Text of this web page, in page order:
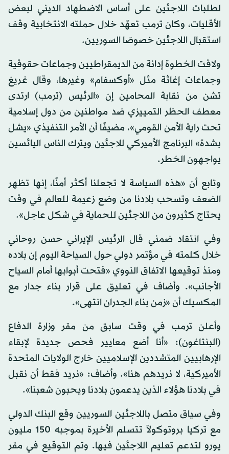
لطلبات اللاجئين على أساس الاضطهاد الديني لبعض
الأقليات، وكان ترمب تعهّد خلال حملته الانتخابية وقف
استقبال اللاجئين خصوصًا السوريين.
ولاقت الخطوة إدانة من الديمقراطيين وجماعات حقوقية
وجماعات إغاثة مثل «أوكسفام» وغيرها، وقال غريغ
تشن من نقابة المحامين إن «الرئيس (ترمب) ارتدى
معطف الحظر التمييزي ضد مواطنين من دول إسلامية
تحت راية الأمن القومي»، مضيفًا أن الأمر التنفيذي «يشل
بشدة» البرنامج الأميركي للاجئين ويترك الناس اليائسين
يواجهون الخطر.
وتابع أن «هذه السياسة لا تجعلنا أكثر أمنًا، إنها تظهر
الضعف وتسحب بلادنا من وضع زعيمة للعالم في وقت
يحتاج كثيرون من اللاجئين للحماية في شكل عاجل».
وفي انتقاد ضمني قال الرئيس الإيراني حسن روحاني
خلال كلمته في مؤتمر دولي حول السياحة اليوم إن بلاده
ومنذ توقيعها الاتفاق النووي «فتحت أبوابها أمام السياح
الأجانب». وأضاف في تعليق على قرار بناء جدار مع
المكسيك أن «زمن بناء الجدران انتهى».
وأعلن ترمب في وقت سابق من مقر وزارة الدفاع
(البنتاغون): «أنا أضع معايير فحص جديدة لإبقاء
الإرهابيين المتشددين الإسلاميين خارج الولايات المتحدة
الأميركية، لا نريدهم هنا». وأضاف: «نريد فقط أن نقبل
في بلادنا هؤلاء الذين يدعمون بلادنا ويحبون شعبنا».
وفي سياق متصل باللاجئين السوريين وقع البنك الدولي
مع تركيا بروتوكولاً تتسلم الأخيرة بموجبه 150 مليون
يورو لتدعم تعليم اللاجئين فيها. وتم التوقيع في مقر